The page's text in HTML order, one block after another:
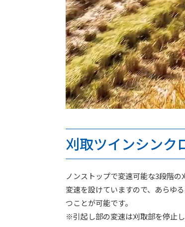
刈取ツインシンク
ノンストップで変速可能な3段階
変速を設けていますので、あらゆ
つことが可能です。
※引起し部の変速は刈取部を停止し